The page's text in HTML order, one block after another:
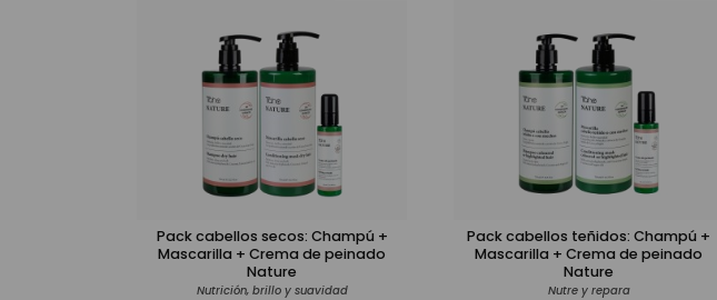
Pack cabellos secos: Champú +
Mascarilla + Crema de peinado
Nature
Nutrición, brillo y suavidad
Pack cabellos teñidos: Champú +
Mascarilla + Crema de peinado
Nature
Nutre y repara